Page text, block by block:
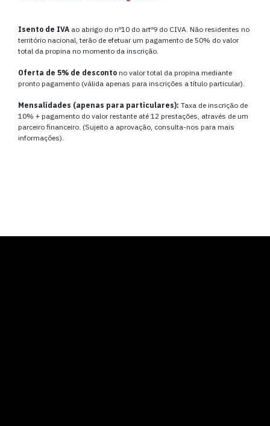
Isento de IVA ao abrigo do nº10 do artº9 do CIVA. Não residentes no
território nacional, terão de efetuar um pagamento de 50% do valor
total da propina no momento da inscrição.
Oferta de 5% de desconto no valor total da propina mediante
pronto pagamento (válida apenas para inscrições a título particular).
Mensalidades (apenas para particulares): Taxa de inscrição de
10% + pagamento do valor restante até 12 prestações, através de um
parceiro financeiro. (Sujeito a aprovação, consulta-nos para mais
informações).